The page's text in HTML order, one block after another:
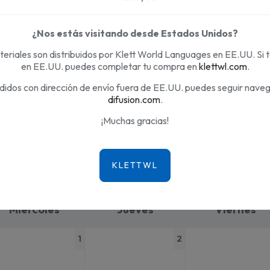
Miércoles Jueves Viernes
1 2
¿Nos estás visitando desde Estados Unidos?
son distribuidos por Klett World Languages en EE.UU. Si
en EE.UU. puedes completar tu compra en klettwl.com.
con dirección de envío fuera de EE.UU. puedes seguir
difusion.com.
¡Muchas gracias!